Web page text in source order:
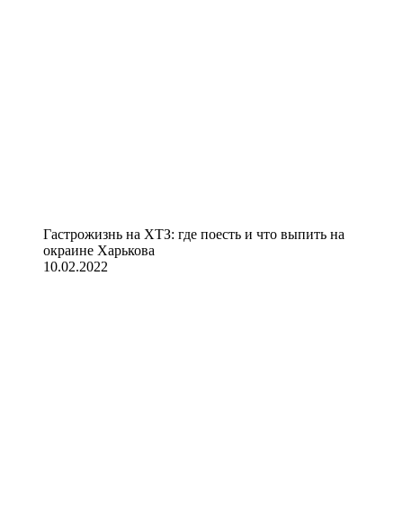
Гастрожизнь на ХТЗ: где поесть и что выпить на
окраине Харькова
10.02.2022